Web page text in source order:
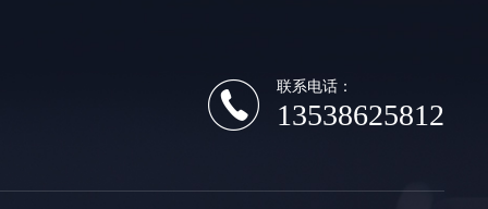
联系电话：
13538625812